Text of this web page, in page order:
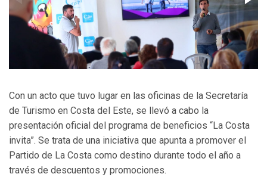
Con un acto que tuvo lugar en las oficinas de la Secretaría
de Turismo en Costa del Este, se llevó a cabo la
presentación oficial del programa de beneficios “La Costa
invita”. Se trata de una iniciativa que apunta a promover el
Partido de La Costa como destino durante todo el año a
través de descuentos y promociones.